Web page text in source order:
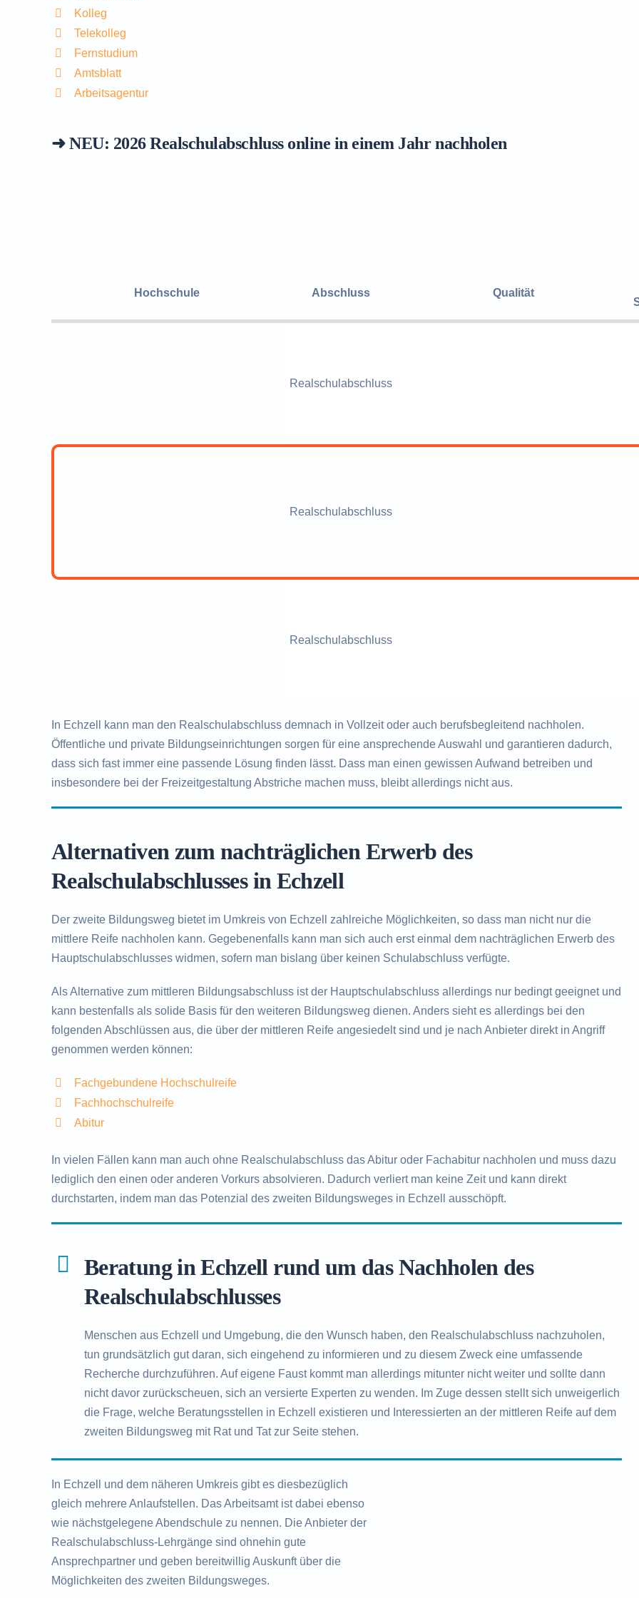
Kolleg
Telekolleg
Fernstudium
Amtsblatt
Arbeitsagentur
➜ NEU: 2026Realschulabschluss online in einem Jahr nachholen
Hochschule Abschluss Qualität
Realschulabschluss
Realschulabschluss
Realschulabschluss
In Echzell kann man den Realschulabschluss demnach in Vollzeit oder auch berufsbegleitend nachholen.
Öffentliche und private Bildungseinrichtungen sorgen für eine ansprechende Auswahl und garantieren dadurch,
dass sich fast immer eine passende Lösung finden lässt. Dass man einen gewissen Aufwand betreiben und
insbesondere bei der Freizeitgestaltung Abstriche machen muss, bleibt allerdings nicht aus.
Alternativen zum nachträglichen Erwerb des
Realschulabschlusses in Echzell
Der zweite Bildungsweg bietet im Umkreis von Echzell zahlreiche Möglichkeiten, so dass man nicht nur die
mittlere Reife nachholen kann. Gegebenenfalls kann man sich auch erst einmal dem nachträglichen Erwerb des
Hauptschulabschlusses widmen, sofern man bislang über keinen Schulabschluss verfügte.
Als Alternative zum mittleren Bildungsabschluss ist der Hauptschulabschluss allerdings nur bedingt geeignet und
kann bestenfalls als solide Basis für den weiteren Bildungsweg dienen. Anders sieht es allerdings bei den
folgenden Abschlüssen aus, die über der mittleren Reife angesiedelt sind und je nach Anbieter direkt in Angriff
genommen werden können:
Fachgebundene Hochschulreife
Fachhochschulreife
Abitur
In vielen Fällen kann man auch ohne Realschulabschluss das Abitur oder Fachabitur nachholen und muss dazu
lediglich den einen oder anderen Vorkurs absolvieren. Dadurch verliert man keine Zeit und kann direkt
durchstarten, indem man das Potenzial des zweiten Bildungsweges in Echzell ausschöpft.
Beratung in Echzell rund um das Nachholen des
Realschulabschlusses
Menschen aus Echzell und Umgebung, die den Wunsch haben, den Realschulabschluss nachzuholen,
tun grundsätzlich gut daran, sich eingehend zu informieren und zu diesem Zweck eine umfassende
Recherche durchzuführen. Auf eigene Faust kommt man allerdings mitunter nicht weiter und sollte dann
nicht davor zurückscheuen, sich an versierte Experten zu wenden. Im Zuge dessen stellt sich unweigerlich
die Frage, welche Beratungsstellen in Echzell existieren und Interessierten an der mittleren Reife auf dem
zweiten Bildungsweg mit Rat und Tat zur Seite stehen.
In Echzell und dem näheren Umkreis gibt es diesbezüglich
gleich mehrere Anlaufstellen. Das Arbeitsamt ist dabei ebenso
wie nächstgelegene Abendschule zu nennen. Die Anbieter der
Realschulabschluss-Lehrgänge sind ohnehin gute
Ansprechpartner und geben bereitwillig Auskunft über die
Möglichkeiten des zweiten Bildungsweges.